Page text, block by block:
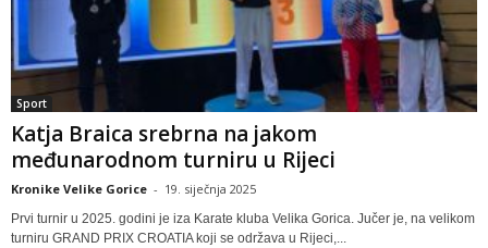
Sport
Katja Braica srebrna na jakom
međunarodnom turniru u Rijeci
Kronike Velike Gorice - 19. siječnja 2025
Prvi turnir u 2025. godini je iza Karate kluba Velika Gorica. Jučer je, na velikom
turniru GRAND PRIX CROATIA koji se održava u Rijeci,...